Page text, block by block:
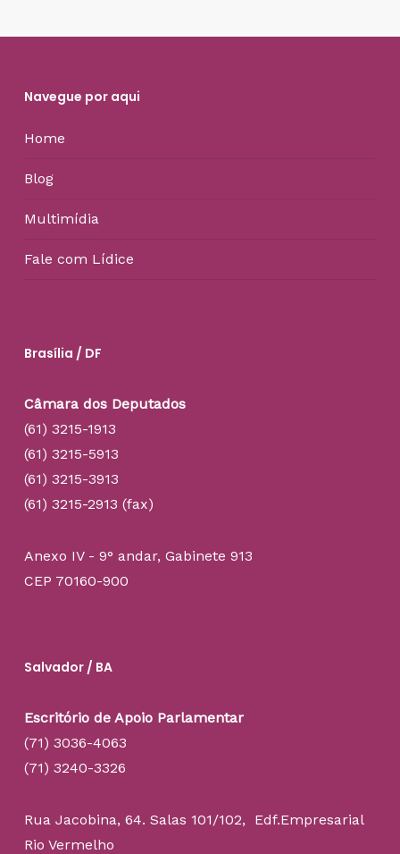
Navegue por aqui
Home
Blog
Multimídia
Fale com Lídice
Brasília / DF
Câmara dos Deputados
(61) 3215-1913
(61) 3215-5913
(61) 3215-3913
(61) 3215-2913 (fax)
Anexo IV - 9° andar, Gabinete 913
CEP 70160-900
Salvador / BA
Escritório de Apoio Parlamentar
(71) 3036-4063
(71) 3240-3326
Rua Jacobina, 64. Salas 101/102, Edf.Empresarial
Rio Vermelho